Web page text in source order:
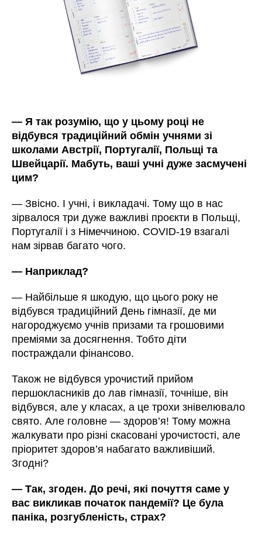
— Я так розумію, що у цьому році не
відбувся традиційний обмін учнями зі
школами Австрії, Португалії, Польщі та
Швейцарії. Мабуть, ваші учні дуже засмучені
цим?
—Звісно. І учні, і викладачі. Тому що в нас
зірвалося три дуже важливі проєкти в Польщі,
Португалії і з Німеччиною. COVID-19 взагалі
нам зірвав багато чого.
— Наприклад?
— Найбільше я шкодую, що цього року не
відбувся традиційний День гімназії, де ми
нагороджуємо учнів призами та грошовими
преміями за досягнення. Тобто діти
постраждали фінансово.
Також не відбувся урочистий прийом
першокласників до лав гімназії, точніше, він
відбувся, але у класах, а це трохи знівелювало
свято. Але головне — здоров’я! Тому можна
жалкувати про різні скасовані урочистості, але
пріоритет здоров’я набагато важливіший.
Згодні?
—Так, згоден. До речі, які почуття саме у
вас викликав початок пандемії? Це була
паніка, розгубленість, страх?